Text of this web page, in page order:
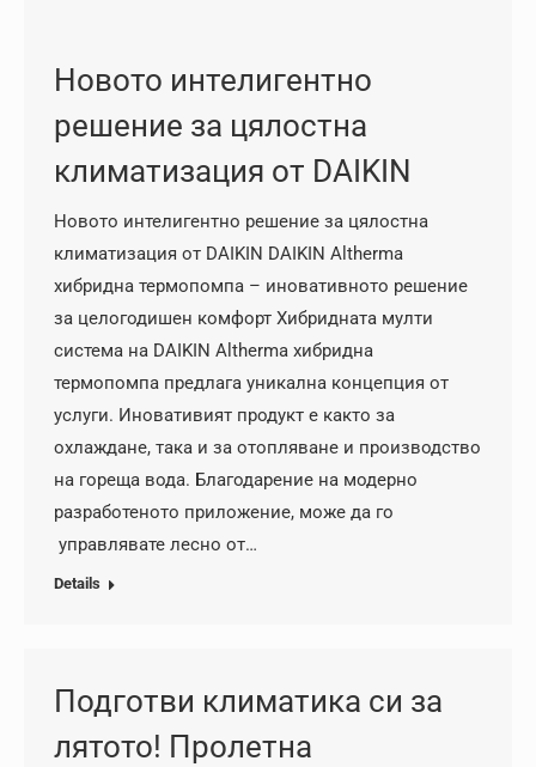
Новото интелигентно
решение за цялостна
климатизация от DAIKIN
Новото интелигентно решение за цялостна
климатизация от DAIKIN DAIKIN Altherma
хибридна термопомпа – иновативното решение
за целогодишен комфорт Хибридната мулти
система на DAIKIN Altherma хибридна
термопомпа предлага уникална концепция от
услуги. Иновативият продукт е както за
охлаждане, така и за отопляване и производство
на гореща вода. Благодарение на модерно
разработеното приложение, може да го
управлявате лесно от…
Details
Подготви климатика си за
лятото! Пролетна